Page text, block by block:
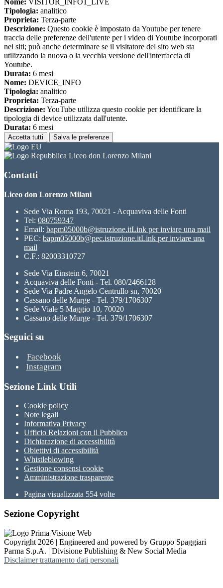
Nome: VISITOR_INFO1_LIVE
Tipologia: analitico
Proprieta: Terza-parte
Descrizione: Questo cookie è impostato da Youtube per tenere
traccia delle preferenze dell'utente per i video di Youtube incorporati
nei siti; può anche determinare se il visitatore del sito web sta
utilizzando la nuova o la vecchia versione dell'interfaccia di
Youtube.
Durata: 6 mesi
Nome: DEVICE_INFO
Tipologia: analitico
Proprieta: Terza-parte
Descrizione: YouTube utilizza questo cookie per identificare la
tipologia di device utilizzata dall'utente.
Durata: 6 mesi
Accetta tutti Salva le preferenze
Liceo don Lorenzo Milani
Contatti
Liceo don Lorenzo Milani
Sede Via Roma 193, 70021 - Acquaviva delle Fonti
Tel: 080759347
Email: bapm05000b@istruzione.itLink per inviare una mail
PEC: bapm05000b@pec.istruzione.itLink per inviare una
mail
C.F.: 82003310727
Sede Via Einstein 6, 70021
Acquaviva delle Fonti - Tel. 080/2466128
Sede Via Padre Angelo Centrullo sn, 70020
Cassano delle Murge - Tel. 379/1706307
Sede Viale 5 Maggio 10, 70020
Cassano delle Murge - Tel. 379/1706307
Seguici su
Facebook
Instagram
Sezione Link Utili
Cookie policy
Note legali
Informativa Privacy
Ufficio Relazioni con il Pubblico
Dichiarazione di accessibilità
Obiettivi di accessibilità
Whistleblowing
Gestione consensi cookie
Amministrazione trasparente
Pagina visualizzata 554 volte
Sezione Copyright
Copyright 2026 | Engineered and powered by Gruppo Spaggiari
Parma S.p.A. | Divisione Publishing & New Social Media
Disclaimer trattamento dati personali